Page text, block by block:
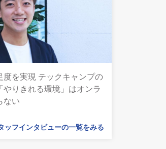
度を実現 テックキャンプの
やりきれる環境」はオンラ
ない
ッフインタビューの一覧をみる